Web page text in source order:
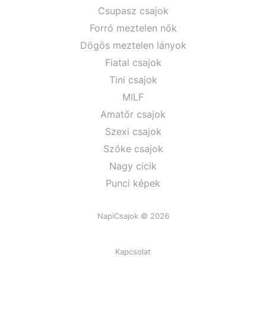
Csupasz csajok
Forró meztelen nők
Dögös meztelen lányok
Fiatal csajok
Tini csajok
MILF
Amatőr csajok
Szexi csajok
Szőke csajok
Nagy cicik
Punci képek
NapiCsajok © 2026
Kapcsolat